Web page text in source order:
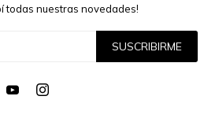
todas nuestras novedades!
SUSCRIBIRME
 